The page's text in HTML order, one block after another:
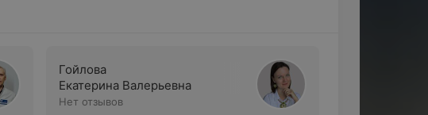
Гойлова
Екатерина Валерьевна
Нет отзывов